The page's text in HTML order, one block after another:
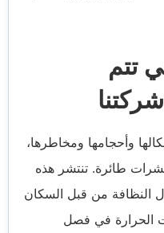
تتم
وأحجامها ومخاطرها،
طائرة. تنتشر هذه
النظافة من قبل السكان
الحرارة في فصل